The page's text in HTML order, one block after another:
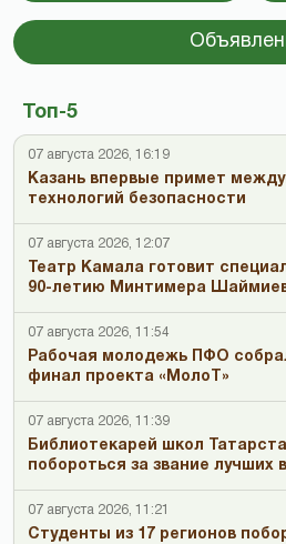
Топ-5
07 августа 2026, 16:19
Казань впервые примет
технологий безопасности
07 августа 2026, 12:07
Театр Камала готовит
90-летию Минтимера
07 августа 2026, 11:54
Рабочая молодежь ПФО
финал проекта «МолоТ»
07 августа 2026, 11:39
Библиотекарей школ
побороться за звание лучших
07 августа 2026, 11:21
Студенты из 17 регионов